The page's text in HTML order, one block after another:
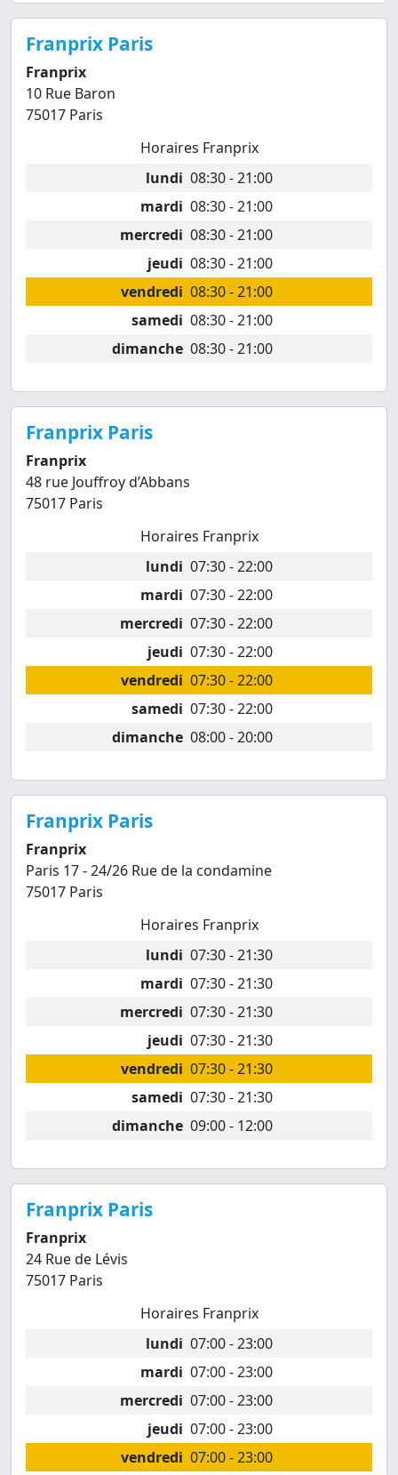
Franprix Paris
Franprix
10 Rue Baron
75017 Paris
Horaires Franprix
lundi 08:30 - 21:00
mardi 08:30 - 21:00
mercredi 08:30 - 21:00
jeudi 08:30 - 21:00
vendredi 08:30 - 21:00
samedi 08:30 - 21:00
dimanche 08:30 - 21:00
Franprix Paris
Franprix
48 rue Jouffroy d’Abbans
75017 Paris
Horaires Franprix
lundi 07:30 - 22:00
mardi 07:30 - 22:00
mercredi 07:30 - 22:00
jeudi 07:30 - 22:00
vendredi 07:30 - 22:00
samedi 07:30 - 22:00
dimanche 08:00 - 20:00
Franprix Paris
Franprix
Paris 17 - 24/26 Rue de la condamine
75017 Paris
Horaires Franprix
lundi 07:30 - 21:30
mardi 07:30 - 21:30
mercredi 07:30 - 21:30
jeudi 07:30 - 21:30
vendredi 07:30 - 21:30
samedi 07:30 - 21:30
dimanche 09:00 - 12:00
Franprix Paris
Franprix
24 Rue de Lévis
75017 Paris
Horaires Franprix
lundi 07:00 - 23:00
mardi 07:00 - 23:00
mercredi 07:00 - 23:00
jeudi 07:00 - 23:00
vendredi 07:00 - 23:00